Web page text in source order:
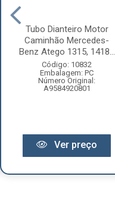
Tubo Dianteiro Motor
Caminhão Mercedes-
Benz Atego 1315, 1418...
Código: 10832
Embalagem: PC
Número Original:
A9584920801
Ver preço